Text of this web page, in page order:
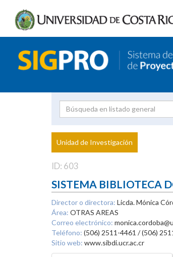
Proyecto
Investigador
Unidad de Investigación
ID: 603
SISTEMA BIBLIOTECA
Director o directora: Licda. Mónica
Área: OTRAS AREAS
Correo electrónico:
Teléfono: (506) 2511-4461 / (506)
Sitio web: www.sibdi.ucr.ac.cr